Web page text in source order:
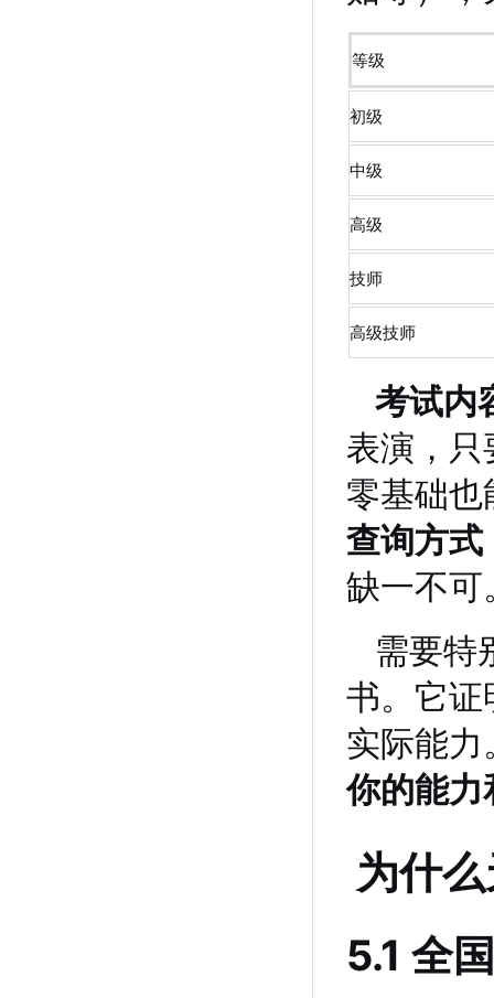
等级
初级
中级
高级
技师
高级技师
考试内
表演，
零基础
查询方式
缺一不可
需要特
书。它证
实际能力
你的能力
为什
5.1 全